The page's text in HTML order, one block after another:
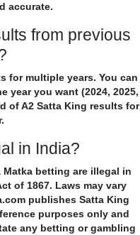
accurate.
from previous
for multiple years. You can
year you want (2024, 2025,
of A2 Satta King results for
in India?
betting are illegal in
of 1867. Laws may vary
publishes Satta King
purposes only and
any betting or gambling